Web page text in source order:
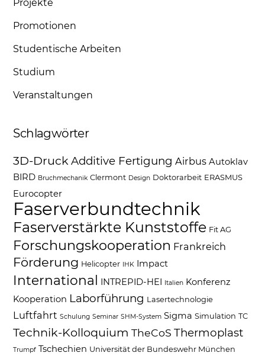
Projekte
Promotionen
Studentische Arbeiten
Studium
Veranstaltungen
Schlagwörter
3D-DruckAdditive Fertigung Airbus Autoklav
BIRD Bruchmechanik Clermont Design Doktorarbeit ERASMUS
Eurocopter
Faserverbundtechnik
Faserverstärkte Kunststoffe Fit AG
Forschungskooperation Frankreich
Förderung Helicopter IHK Impact
International INTREPID-HEI Italien Konferenz
Kooperation Laborführung Lasertechnologie
Luftfahrt Schulung Seminar SHM-System Sigma Simulation TC
Technik-Kolloquium TheCoS Thermoplast
Trumpf Tschechien Universität der Bundeswehr München